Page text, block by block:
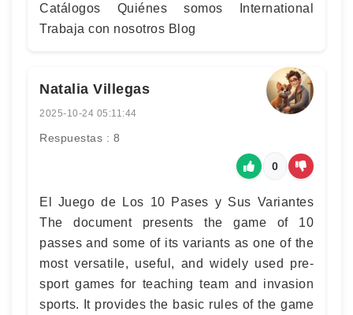
Catálogos Quiénes somos International
Trabaja con nosotros Blog
Natalia Villegas
2025-10-24 05:11:44
Respuestas : 8
0
El Juego de Los 10 Pases y Sus Variantes
The document presents the game of 10
passes and some of its variants as one of the
most versatile, useful, and widely used pre-
sport games for teaching team and invasion
sports. It provides the basic rules of the game